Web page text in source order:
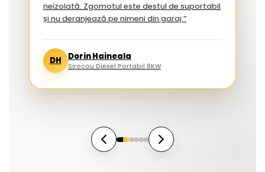
neizolată. Zgomotul este destul de suportabil
și nu deranjează pe nimeni din garaj.”
DH Dorin Haineala
Sirocou Diesel Portabil 8KW